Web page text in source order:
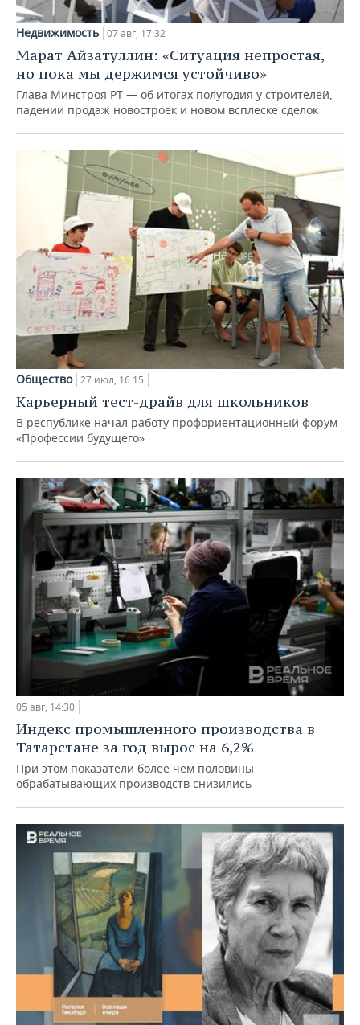
Недвижимость 07 авг, 17:32
Марат Айзатуллин: «Ситуация непростая,
но пока мы держимся устойчиво»
Глава Минстроя РТ — об итогах полугодия у строителей,
падении продаж новостроек и новом всплеске сделок
Общество 27 июл, 16:15
Карьерный тест-драйв для школьников
В республике начал работу профориентационный форум
«Профессии будущего»
05 авг, 14:30
Индекс промышленного производства в
Татарстане за год вырос на 6,2%
При этом показатели более чем половины
обрабатывающих производств снизились